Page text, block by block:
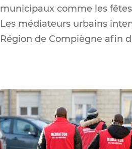
municipaux comme les
Les médiateurs urbains
Région de Compiègne afin